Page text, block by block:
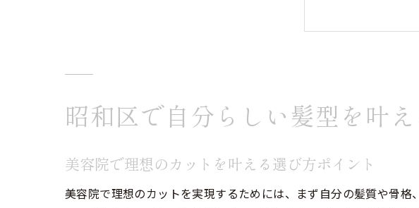
口コミ
昭和区で
美容院選
美容院で
昭和区の
昭和区で自分らしい髪型を叶
美容院で理想のカットを叶える選び方ポイント
美容院で理想のカットを実現するためには、まず自分の髪質や骨